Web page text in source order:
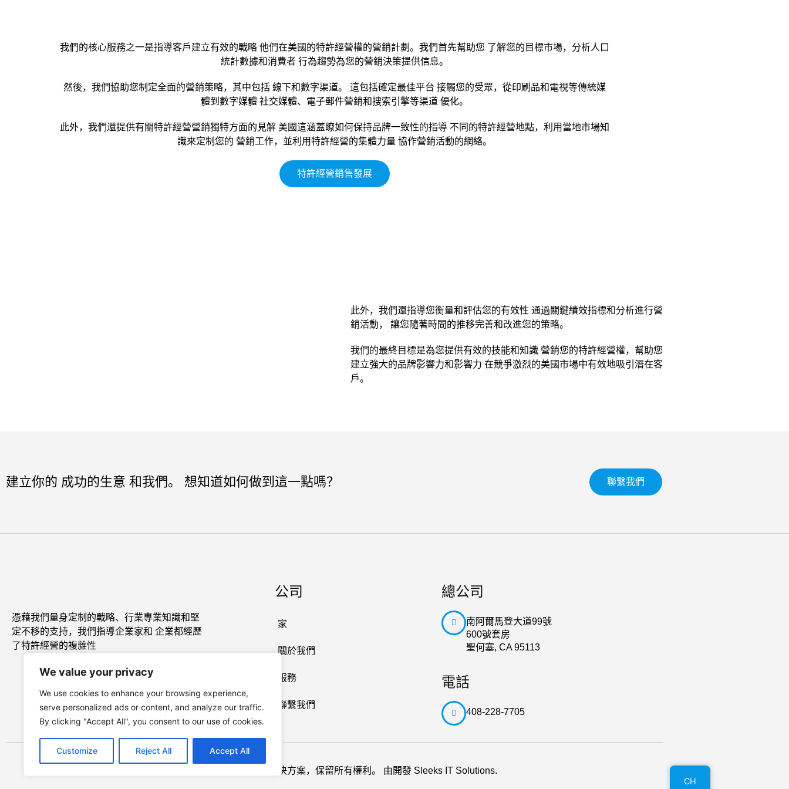
We value your privacy
We use cookies to enhance your browsing experience,
serve personalized ads or content, and analyze our traffic.
By clicking "Accept All", you consent to our use of cookies.
Customize Reject All Accept All
我們的核心服務之一是指導客戶建立有效的戰略 他們在美國的特許經營權的營銷計劃。我們首先幫助您 了解您的目標市場，分析人口
統計數據和消費者 行為趨勢為您的營銷決策提供信息。
然後，我們協助您制定全面的營銷策略，其中包括 線下和數字渠道。 這包括確定最佳平台 接觸您的受眾，從印刷品和電視等傳統媒
體到數字媒體 社交媒體、電子郵件營銷和搜索引擎等渠道 優化。
此外，我們還提供有關特許經營營銷獨特方面的見解 美國這涵蓋瞭如何保持品牌一致性的指導 不同的特許經營地點，利用當地市場知
識來定制您的 營銷工作，並利用特許經營的集體力量 協作營銷活動的網絡。
特許經營銷售發展
此外，我們還指導您衡量和評估您的有效性 通過關鍵績效指標和分析進行營
銷活動， 讓您隨著時間的推移完善和改進您的策略。
我們的最終目標是為您提供有效的技能和知識 營銷您的特許經營權，幫助您
建立強大的品牌影響力和影響力 在競爭激烈的美國市場中有效地吸引潛在客
戶。
建立你的 成功的生意 和我們。 想知道如何做到這一點嗎？ 聯繫我們
憑藉我們量身定制的戰略、行業專業知識和堅
定不移的支持，我們指導企業家和 企業都經歷
了特許經營的複雜性
公司
家
關於我們
服務
聯繫我們
總公司
南阿爾馬登大道99號
600號套房
聖何塞, CA 95113
電話
408-228-7705
© 2023 vertex特許經營解決方案，保留所有權利。 由開發 Sleeks IT Solutions.
CH